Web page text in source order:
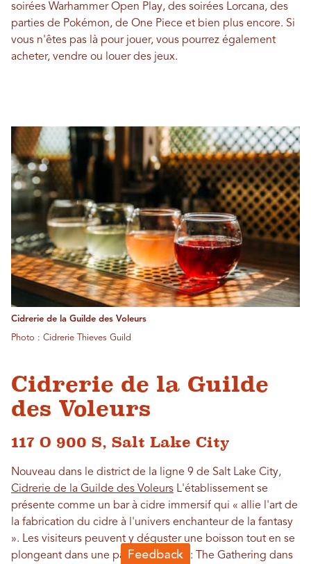
soirées Warhammer Open Play, des soirées Lorcana, des
parties de Pokémon, de One Piece et bien plus encore. Si
vous n'êtes pas là pour jouer, vous pourrez également
acheter, vendre ou louer des jeux.
Cidrerie de la Guilde des Voleurs
Photo : Cidrerie Thieves Guild
Cidrerie de la Guilde
des Voleurs
117 O 900 S, Salt Lake City
Nouveau dans le district de la ligne 9 de Salt Lake City,
Cidrerie de la Guilde des Voleurs L'établissement se
présente comme un bar à cidre immersif qui « allie l'art de
la fabrication du cidre à l'univers enchanteur de la fantasy
». Les visiteurs peuvent y déguster une boisson tout en se
plongeant dans une partie de Magic: The Gathering dans